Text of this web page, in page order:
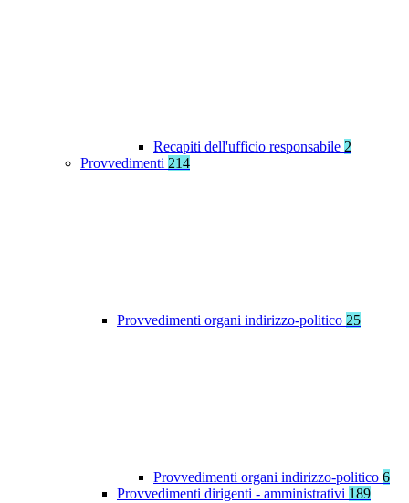
Recapiti dell'ufficio responsabile 2
Provvedimenti 214
Provvedimenti organi indirizzo-politico 25
Provvedimenti organi indirizzo-politico 6
Provvedimenti dirigenti - amministrativi 189